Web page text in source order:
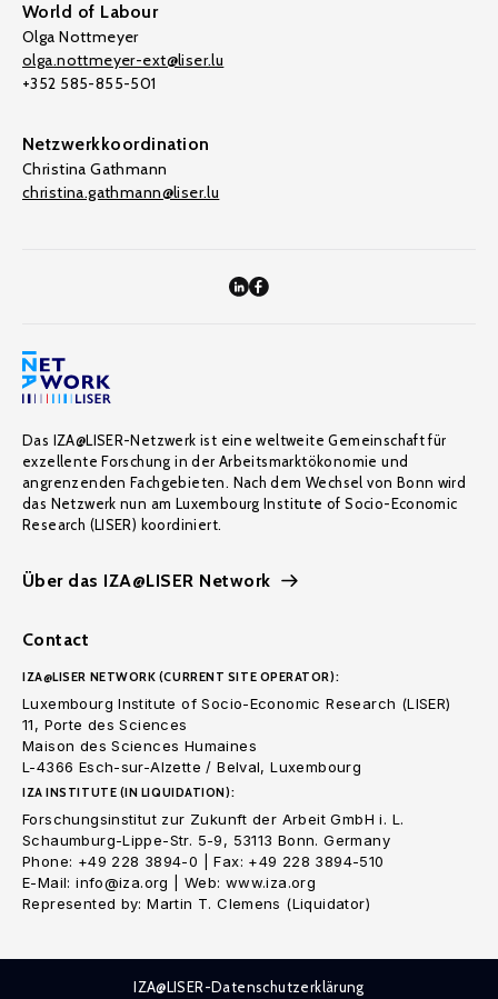
World of Labour
Olga Nottmeyer
olga.nottmeyer-ext@liser.lu
+352 585-855-501
Netzwerkkoordination
Christina Gathmann
christina.gathmann@liser.lu
Das IZA@LISER-Netzwerk ist eine weltweite Gemeinschaft für
exzellente Forschung in der Arbeitsmarktökonomie und
angrenzenden Fachgebieten. Nach dem Wechsel von Bonn wird
das Netzwerk nun am Luxembourg Institute of Socio-Economic
Research (LISER) koordiniert.
Über das IZA@LISER Network
Contact
IZA@LISER NETWORK (CURRENT SITE OPERATOR):
Luxembourg Institute of Socio-Economic Research (LISER)
11, Porte des Sciences
Maison des Sciences Humaines
L-4366 Esch-sur-Alzette / Belval, Luxembourg
IZA INSTITUTE (IN LIQUIDATION):
Forschungsinstitut zur Zukunft der Arbeit GmbH i. L.
Schaumburg-Lippe-Str. 5-9, 53113 Bonn. Germany
Phone: +49 228 3894-0 | Fax: +49 228 3894-510
E-Mail: info@iza.org | Web: www.iza.org
Represented by: Martin T. Clemens (Liquidator)
IZA@LISER-Datenschutzerklärung